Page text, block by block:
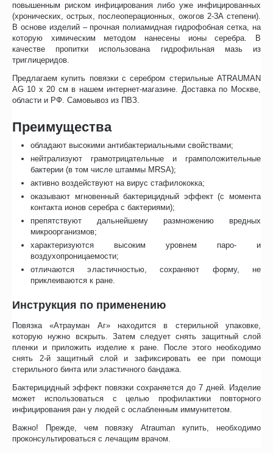
повышенным риском инфицирования либо уже инфицированных
(хронических, острых, послеоперационных, ожогов 2-3А степени).
В основе изделий – прочная полиамидная гидрофобная сетка, на
которую химическим методом нанесены ионы серебра. В
качестве пропитки использована гидрофильная мазь из
триглицеридов.
Предлагаем купить повязки с серебром стерильные ATRAUMAN
AG 10 х 20 см в нашем интернет-магазине. Доставка по Москве,
области и РФ. Самовывоз из ПВЗ.
Преимущества
обладают высокими антибактериальными свойствами;
нейтрализуют грамотрицательные и грамположительные
бактерии (в том числе штаммы MRSA);
активно воздействуют на вирус стафилококка;
оказывают мгновенный бактерицидный эффект (с момента
контакта ионов серебра с бактериями);
препятствуют дальнейшему размножению вредных
микроорганизмов;
характеризуются высоким уровнем паро- и
воздухопроницаемости;
отличаются эластичностью, сохраняют форму, не
приклеиваются к ране.
Инструкция по применению
Повязка «Атрауман Аг» находится в стерильной упаковке,
которую нужно вскрыть. Затем следует снять защитный слой
пленки и приложить изделие к ране. После этого необходимо
снять 2-й защитный слой и зафиксировать ее при помощи
стерильного бинта или эластичного бандажа.
Бактерицидный эффект повязки сохраняется до 7 дней. Изделие
может использоваться с целью профилактики повторного
инфицирования ран у людей с ослабленным иммунитетом.
Важно! Прежде, чем повязку Atrauman купить, необходимо
проконсультироваться с лечащим врачом.